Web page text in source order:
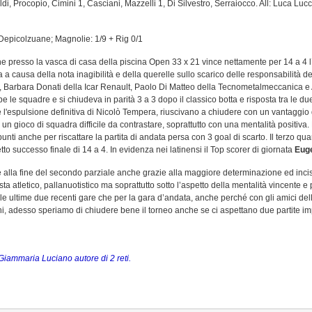
Procopio, Cimini 1, Casciani, Mazzelli 1, Di Silvestro, Serraiocco. All: Luca
Magnolie: 1/9 + Rig 0/1
presso la vasca di casa della piscina Open 33 x 21 vince nettamente per 14 a
causa della nota inagibilità e della querelle sullo scarico delle responsabilità
Donati della Icar Renault, Paolo Di Matteo della Tecnometalmeccanica
le squadre e si chiudeva in parità 3 a 3 dopo il classico botta e risposta tra le
definitiva di Nicolò Tempera, riuscivano a chiudere con un
gioco di squadra difficile da contrastare, soprattutto con una mentalità
anche per riscattare la partita di andata persa con 3 goal di scarto. Il terzo
successo finale di 14 a 4. In evidenza nei latinensi il Top scorer di giornata
alla fine del secondo parziale anche grazie alla maggiore determinazione ed
atletico, pallanuotistico ma soprattutto sotto l’aspetto della mentalità vincente
ultime due recenti gare che per la gara d’andata, anche perché con gli amici
adesso speriamo di chiudere bene il torneo anche se ci aspettano due partite
Luciano autore di 2 reti.